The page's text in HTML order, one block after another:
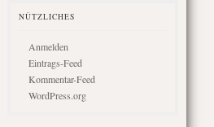
NÜTZLICHES
Anmelden
Eintrags-Feed
Kommentar-Feed
WordPress.org